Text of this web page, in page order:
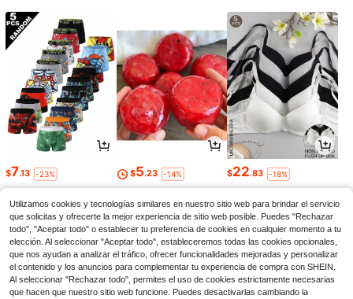
$7.13 -23% $5.23 -14% $22.83 -18%
Utilizamos cookies y tecnologías similares en nuestro sitio web para brindar el servicio
que solicitas y ofrecerte la mejor experiencia de sitio web posible. Puedes "Rechazar
todo", "Aceptar todo" o establecer tu preferencia de cookies en cualquier momento a tu
elección. Al seleccionar "Aceptar todo", estableceremos todas las cookies opcionales,
que nos ayudan a analizar el tráfico, ofrecer funcionalidades mejoradas y personalizar
el contenido y los anuncios para complementar tu experiencia de compra con SHEIN.
Al seleccionar "Rechazar todo", permites el uso de cookies estrictamente necesarias
que hacen que nuestro sitio web funcione. Puedes desactivarlas cambiando la